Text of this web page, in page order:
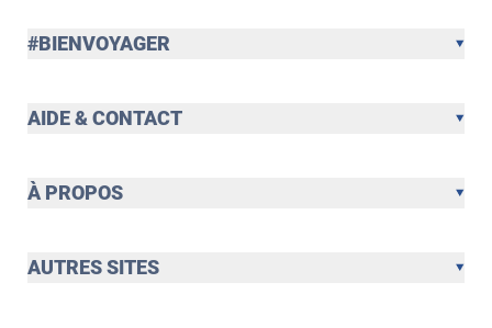
#BIENVOYAGER
AIDE & CONTACT
À PROPOS
AUTRES SITES